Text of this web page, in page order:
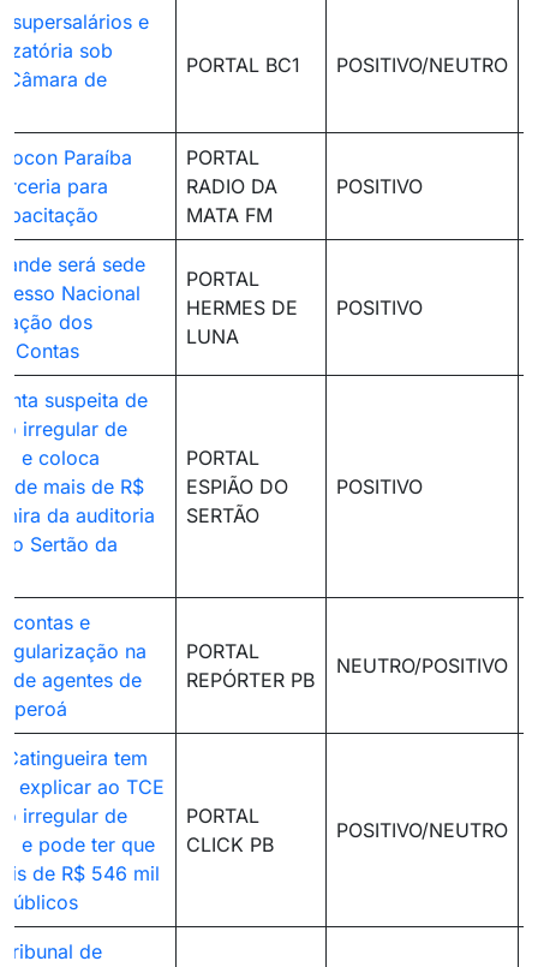
supersalários e
sob
Câmara de
PORTAL BC1 POSITIVO/NEUTRO
Paraíba
para
PORTAL
RADIO DA
MATA FM
POSITIVO
será sede
Nacional
dos
Contas
PORTAL
HERMES DE
LUNA
POSITIVO
suspeita de
irregular de
e coloca
de mais de R$
da auditoria
Sertão da
PORTAL
ESPIÃO DO
SERTÃO
POSITIVO
contas e
na
de agentes de
PORTAL
REPÓRTER PB
NEUTRO/POSITIVO
tem
explicar ao TCE
irregular de
e pode ter que
de R$ 546 mil
PORTAL
CLICK PB
POSITIVO/NEUTRO
de